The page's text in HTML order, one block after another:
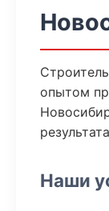
опытом
Наши